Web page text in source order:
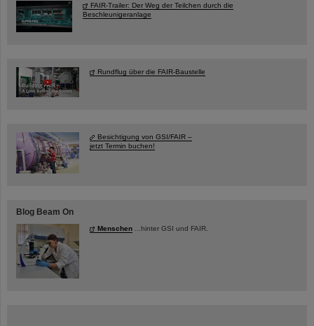
FAIR-Trailer: Der Weg der Teilchen durch die
Beschleunigeranlage
Rundflug über die FAIR-Baustelle
Besichtigung von GSI/FAIR –
jetzt Termin buchen!
Blog Beam On
Menschen ...hinter GSI und FAIR.